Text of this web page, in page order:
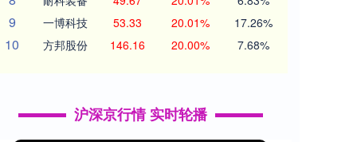
9 一博科技 53.33 20.01% 17.26%
10 方邦股份 146.16 20.00% 7.68%
沪深京行情 实时轮播